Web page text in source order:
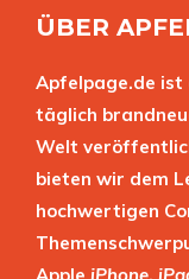
ÜBER
Apfelpage.de ist
täglich
Welt
bieten wir dem
hochwertigen